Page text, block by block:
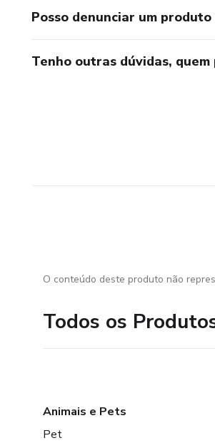
Posso denunciar um
Tenho outras dúvidas,
O conteúdo deste produto não
Todos os
Animais e Pets
Pet